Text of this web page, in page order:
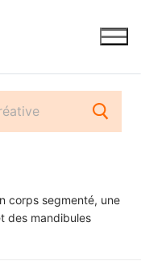
corps segmenté, une
des mandibules